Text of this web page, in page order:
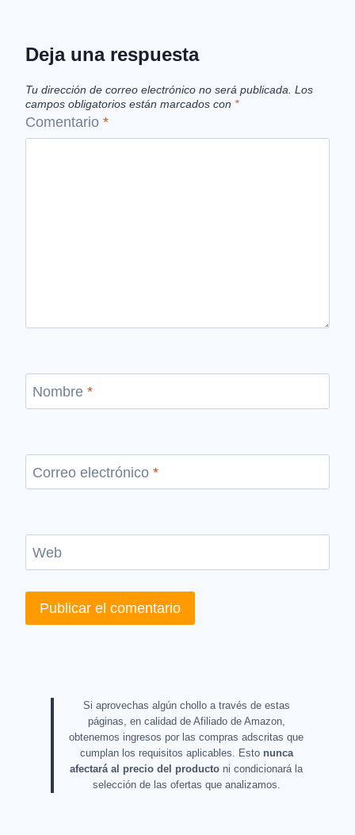
Deja una respuesta
Tu dirección de correo electrónico no será publicada. Los
campos obligatorios están marcados con *
Comentario *
Nombre *
Correo electrónico *
Web
Si aprovechas algún chollo a través de estas
páginas, en calidad de Afiliado de Amazon,
obtenemos ingresos por las compras adscritas que
cumplan los requisitos aplicables. Esto nunca
afectará al precio del producto ni condicionará la
selección de las ofertas que analizamos.